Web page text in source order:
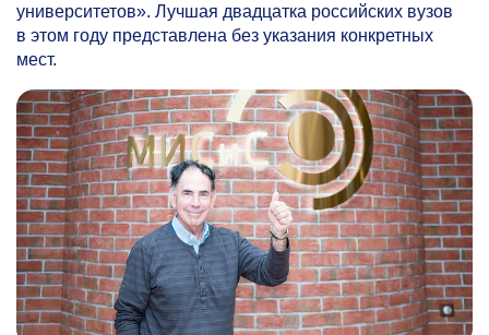
университетов». Лучшая двадцатка российских вузов
в этом году представлена без указания конкретных
мест.